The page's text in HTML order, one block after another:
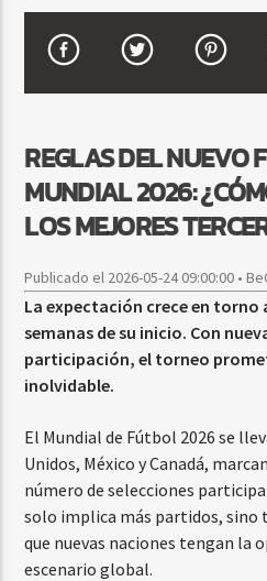
CURRENT SHOW
FIESTA DJ MIX
9:00 PM 12:00 AM
Beone Radio
REGLAS DEL NUEVO
MUNDIAL 2026:
LOS MEJORES
Publicado el 2026-05-24 09:00:00 •
La expectación crece en torno
semanas de su inicio. Con
participación, el torneo
inolvidable.
El Mundial de Fútbol 2026 se
Unidos, México y Canadá,
número de selecciones
solo implica más partidos, sino
que nuevas naciones tengan la
escenario global.